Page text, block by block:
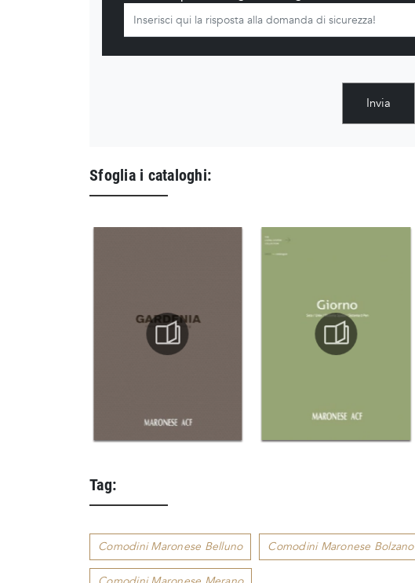
Invia
Sfoglia i cataloghi:
Tag:
Comodini Maronese Belluno Comodini Maronese Bolzano